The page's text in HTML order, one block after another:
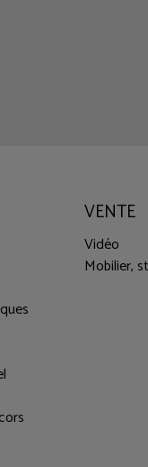
VENTE
Vidéo
Mobilier,